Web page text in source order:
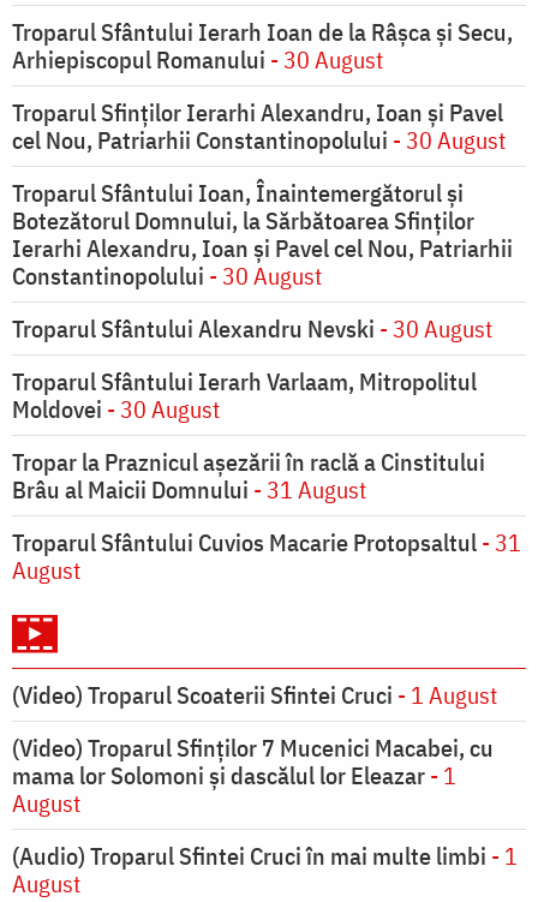
Troparul Sfântului Ierarh Ioan de la Râşca şi Secu,
Arhiepiscopul Romanului - 30 August
Troparul Sfinţilor Ierarhi Alexandru, Ioan şi Pavel
cel Nou, Patriarhii Constantinopolului - 30 August
Troparul Sfântului Ioan, Înaintemergătorul şi
Botezătorul Domnului, la Sărbătoarea Sfinţilor
Ierarhi Alexandru, Ioan şi Pavel cel Nou, Patriarhii
Constantinopolului - 30 August
Troparul Sfântului Alexandru Nevski - 30 August
Troparul Sfântului Ierarh Varlaam, Mitropolitul
Moldovei - 30 August
Tropar la Praznicul aşezării în raclă a Cinstitului
Brâu al Maicii Domnului - 31 August
Troparul Sfântului Cuvios Macarie Protopsaltul- 31
August
(Video) Troparul Scoaterii Sfintei Cruci - 1 August
(Video) Troparul Sfinților 7 Mucenici Macabei, cu
mama lor Solomoni și dascălul lor Eleazar- 1
August
(Audio) Troparul Sfintei Cruci în mai multe limbi - 1
August